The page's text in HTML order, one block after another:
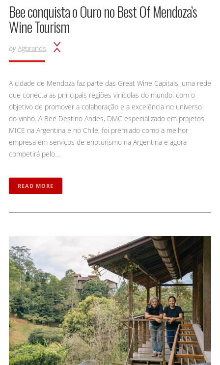
Bee conquista o Ouro no Best Of Mendoza’s
Wine Tourism
by Agbrands
A cidade de Mendoza faz parte das Great Wine Capitals, uma rede
que conecta as principais regiões vinícolas do mundo, com o
objetivo de promover a colaboração e a excelência no universo
do vinho. A Bee Destino Andes, DMC especializado em projetos
MICE na Argentina e no Chile, foi premiado como a melhor
empresa em serviços de enoturismo na Argentina e agora
competirá pelo…
READ MORE